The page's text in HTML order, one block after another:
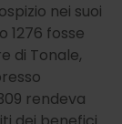
nei suoi
1276 fosse
di Tonale,
rendeva